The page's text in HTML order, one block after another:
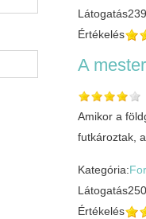
Látogatás
Értékelés
A
Amikor a
futkároztak,
Kategória:
Látogatás
Értékelés